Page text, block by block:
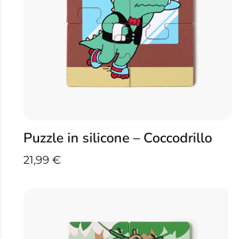
Puzzle in silicone – Coccodrillo
21,99 €